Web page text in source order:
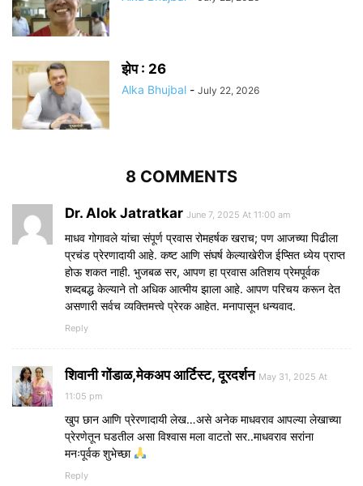
झेप : 26
Alka Bhujbal - July 22, 2026
8 COMMENTS
Dr. Alok Jatratkar June 7, 2025 At 11:00 am
माधव गोगावले यांचा संपूर्ण प्रवास रोमहर्षक खराच; पण आजच्या पिढीला
प्रचंड प्रेरणादायी आहे. कष्ट आणि संघर्ष केल्याखेरीज ईप्सित ध्येय प्राप्त
होऊ शकत नाही. भुजबळ सर, आपण हा प्रवास अतिशय प्रेमपूर्वक
शब्दबद्ध केल्याने तो अधिक आत्मीय झाला आहे. आपण परिचय करून देत
असणारी सर्वच व्यक्तिमत्त्वे प्रेरक आहेत. मनापासून धन्यवाद.
Reply
शिवानी गोंडाळ,मेकअप आर्टिस्ट, दूरदर्शन May 31, 2025 At
11:05 pm
खुप छान आणि प्रेरणादायी लेख…असे अनेक माधवराव आपल्या लेखाच्या
प्रेरणेतून घडतील असा विश्वास मला वाटतो सर..माधवराव सरांना
मनःपूर्वक शुभेच्छा
Reply